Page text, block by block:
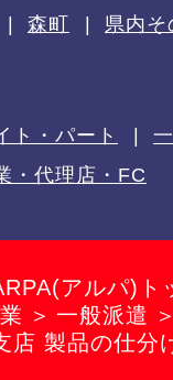
森町 県内そ
ト・パート
・代理店・FC
アルパ)ト
一般派遣
製品の仕分